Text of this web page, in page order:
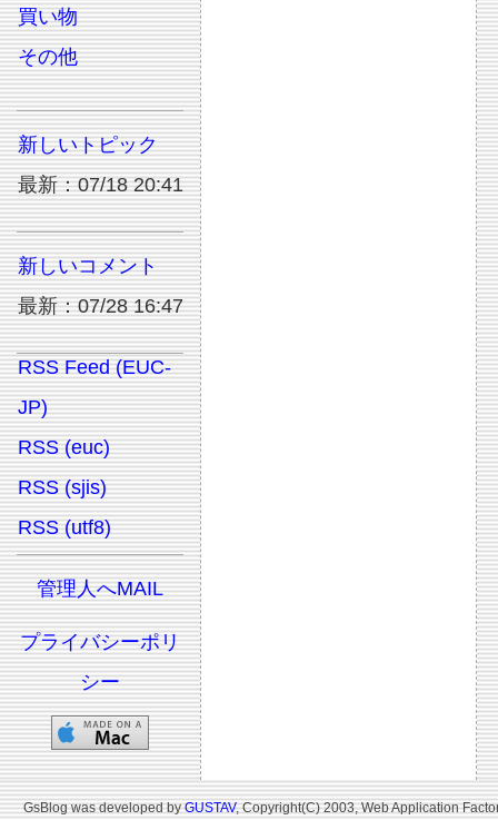
買い物
その他
新しいトピック
最新：07/18 20:41
新しいコメント
最新：07/28 16:47
RSS Feed (EUC-
JP)
RSS (euc)
RSS (sjis)
RSS (utf8)
管理人へMAIL
プライバシーポリ
シー
GsBlog was developed byGUSTAV, Copyright(C) 2003, Web Application